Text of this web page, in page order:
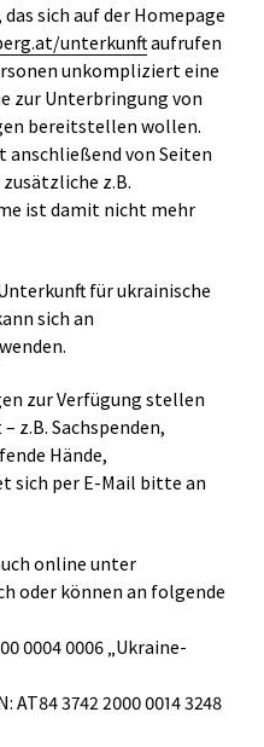
sich auf der Homepage
unterkunftaufrufen
unkompliziert eine
zur Unterbringung von
bereitstellen wollen.
von Seiten
z.B.
ist damit nicht mehr
für ukrainische
sich an
wenden.
zur Verfügung stellen
z.B. Sachspenden,
Hände,
sich per E-Mail bitte an
online unter
oder können an folgende
0004 0006 „Ukraine-
3742 2000 0014 3248